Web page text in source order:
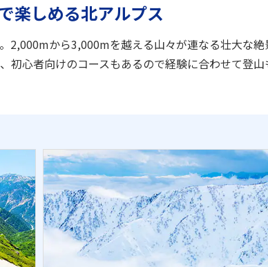
楽しめる北アルプス
2,000mから3,000mを越える山々が連なる壮大な絶
心者向けのコースもあるので経験に合わせて登山